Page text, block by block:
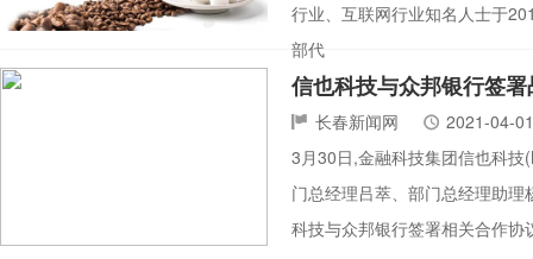
行业、互联网行业知名人士于
部代
信也科技与众邦银行签
长春新闻网
2021-04-01
3月30日,金融科技集团信也科技
门总经理吕萃、部门总经理助
科技与众邦银行签署相关合作